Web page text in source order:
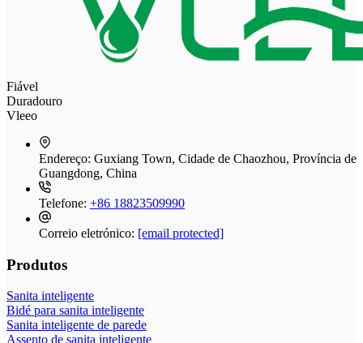
Fiável
Duradouro
Vleeo
Endereço: Guxiang Town, Cidade de Chaozhou, Província de
Guangdong, China
Telefone: +86 18823509990
Correio eletrónico: [email protected]
Produtos
Sanita inteligente
Bidé para sanita inteligente
Sanita inteligente de parede
Assento de sanita inteligente